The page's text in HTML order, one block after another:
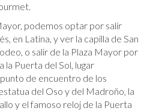
podemos optar por salir
en Latina, y ver la capilla de San
o salir de la Plaza Mayor por
la Puerta del Sol, lugar
de encuentro de los
del Oso y del Madroño, la
y el famoso reloj de la Puerta